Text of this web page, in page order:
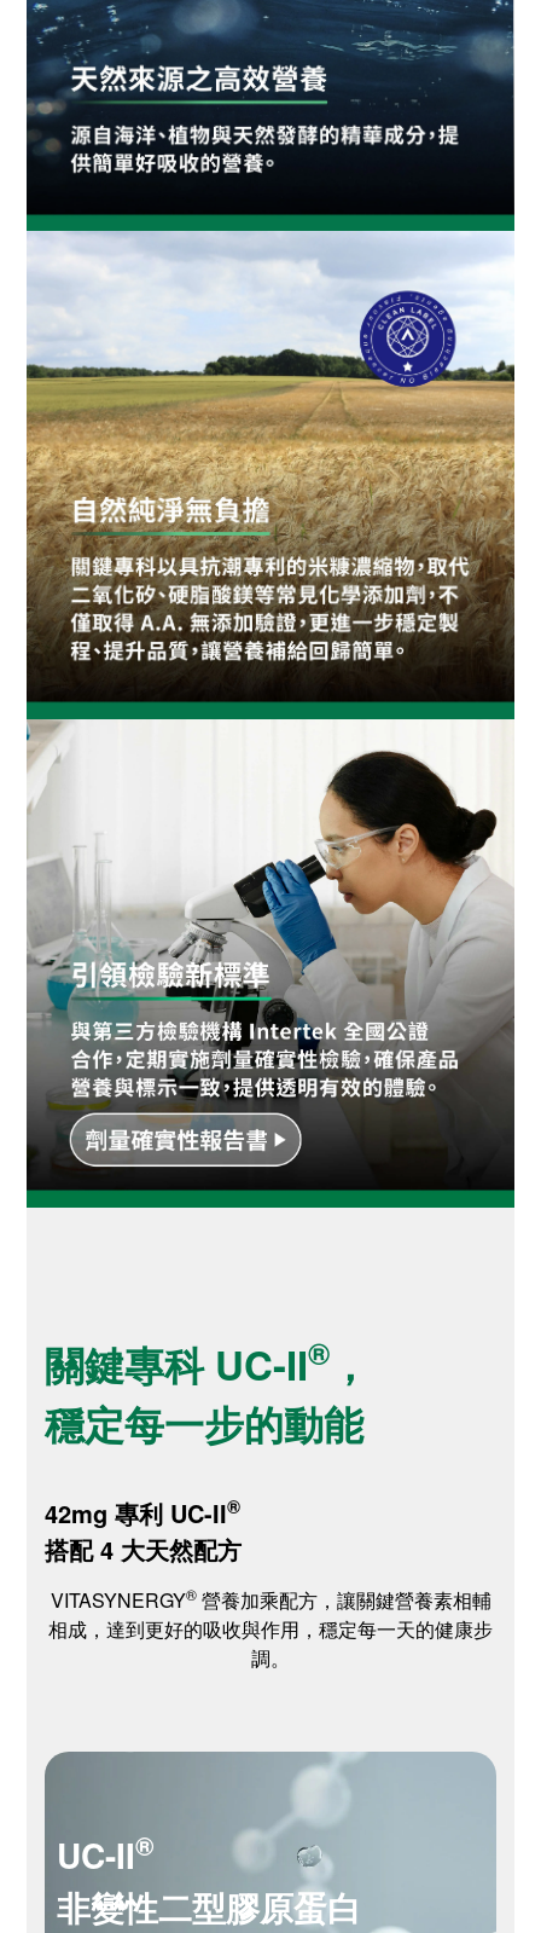
關鍵專科 UC-II® ，
穩定每一步的動能
42mg 專利 UC-II®
搭配 4 大天然配方
VITASYNERGY®營養加乘配方，讓關鍵營養素相輔
相成，達到更好的吸收與作用，穩定每一天的健康步
調。
UC-II®
非變性二型膠原蛋白